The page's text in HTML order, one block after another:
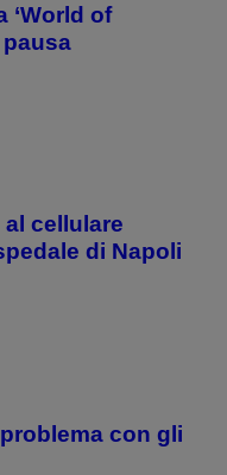
‘World of
pausa
cellulare
di Napoli
problema con gli